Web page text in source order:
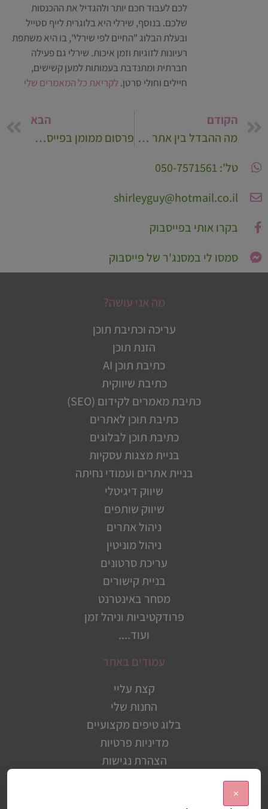
לכם לעבוד חכם יותר ולהגדיל את ההכנסות
שלכם. בנוסף, שירלי היא בלוגרית לייף סטייל
ובעלת הבלוג "החיים לפי שירלי", בו היא משתפת
רעיונות לזוגיות וזמן איכות. שירלי גם פעילה
חברתית ומתנדבת בעמותות למען קשישים,
חיילים וחולי סרטן.לקריאת כל המאמרים שלי
הקודם
מה ההבדל בין אתר לבין עמוד נחיתה?
הבא
פרסום ממומן בפייסבוק בלי לשבור ת'ראש על קריאייטיב
טל': 050-7571561
shirleyguy@hotmail.co.il
בקרו אותי בפייסבוק
סמסו לי במסנג'ר של פייסבוק
מה אני עושה?
עריכה וכתיבת תוכן
הזנת תוכן
כתיבת תוכן AI
כתיבת שיווקית
כתיבת מאמרים לקידום (SEO)
כתיבת תוכן לאתרים
כתיבת תוכן לבלוגים
בניית מצגות עסקיות
בניית אתרים ועמודי נחיתה
שיווק דיגיטלי
שיווק שותפים
ניהול אתרים
ניהול מוניטין
עריכת סרטונים
בניית קישורים
מסחר באינטרנט
פרודקטיביות וניהל זמן
ועוד....
עמודים באתר
קצת עליי
החנות שלי
בלוג טיפים מקצועיים
מדיניות פרטיות
הצהרת נגישות
×